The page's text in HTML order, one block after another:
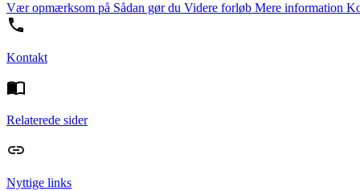
Vær opmærksom på Sådan gør du Videre forløb Mere information
Kontakt
Relaterede sider
Nyttige links